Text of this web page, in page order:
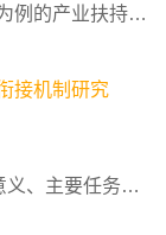
业扶持政策调...
接机制研究
主要任务和措...